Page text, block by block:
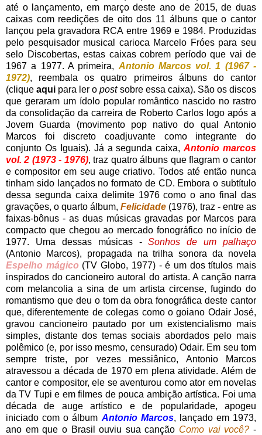
até o lançamento, em março deste ano de 2015, de duas
caixas com reedições de oito dos 11 álbuns que o cantor
lançou pela gravadora RCA entre 1969 e 1984. Produzidas
pelo pesquisador musical carioca Marcelo Fróes para seu
selo Discobertas, estas caixas cobrem período que vai de
1967 a 1977. A primeira, Antonio Marcos vol. 1 (1967 -
1972), reembala os quatro primeiros álbuns do cantor
(cliqueaqui para ler opostsobre essa caixa). São os discos
que geraram um ídolo popular romântico nascido no rastro
da consolidação da carreira de Roberto Carlos logo após a
Jovem Guarda (movimento pop nativo do qual Antonio
Marcos foi discreto coadjuvante como integrante do
conjunto Os Iguais). Já a segunda caixa,Antonio marcos
vol. 2 (1973 - 1976), traz quatro álbuns que flagram o cantor
e compositor em seu auge criativo. Todos até então nunca
tinham sido lançados no formato de CD. Embora o subtítulo
dessa segunda caixa delimite 1976 como o ano final das
gravações, o quarto álbum, Felicidade (1976), traz - entre as
faixas-bônus - as duas músicas gravadas por Marcos para
compacto que chegou ao mercado fonográfico no início de
1977. Uma dessas músicas -Sonhos de um palhaço
(Antonio Marcos), propagada na trilha sonora da novela
Espelho mágico(TV Globo, 1977) - é um dos títulos mais
inspirados do cancioneiro autoral do artista. A canção narra
com melancolia a sina de um artista circense, fugindo do
romantismo que deu o tom da obra fonográfica deste cantor
que, diferentemente de colegas como o goiano Odair José,
gravou cancioneiro pautado por um existencialismo mais
simples, distante dos temas sociais abordados pelo mais
polêmico (e, por isso mesmo, censurado) Odair. Em seu tom
sempre triste, por vezes messiânico, Antonio Marcos
atravessou a década de 1970 em plena atividade. Além de
cantor e compositor, ele se aventurou como ator em novelas
da TV Tupi e em filmes de pouca ambição artística. Foi uma
década de auge artístico e de popularidade, apogeu
iniciado com o álbum Antonio Marcos, lançado em 1973,
ano em que o Brasil ouviu sua canção Como vai você? -